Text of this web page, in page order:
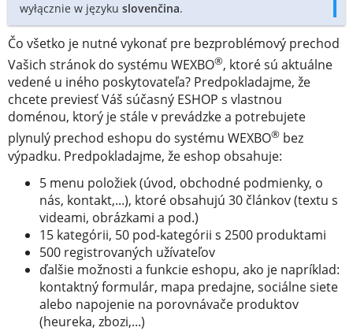
wyłącznie w języku slovenčina.
Čo všetko je nutné vykonať pre bezproblémový prechod
Vašich stránok do systému WEXBO®, ktoré sú aktuálne
vedené u iného poskytovateľa? Predpokladajme, že
chcete previesť Váš súčasný ESHOP s vlastnou
doménou, ktorý je stále v prevádzke a potrebujete
plynulý prechod eshopu do systému WEXBO® bez
výpadku. Predpokladajme, že eshop obsahuje:
5 menu položiek (úvod, obchodné podmienky, o
nás, kontakt,...), ktoré obsahujú 30 článkov (textu s
videami, obrázkami a pod.)
15 kategórii, 50 pod-kategórii s 2500 produktami
500 registrovaných užívateľov
ďalšie možnosti a funkcie eshopu, ako je napríklad:
kontaktný formulár, mapa predajne, sociálne siete
alebo napojenie na porovnávače produktov
(heureka, zbozi,...)